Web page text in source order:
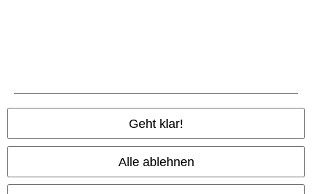
Geht klar!
Alle ablehnen
Cookie-Einstellungen
Vertrag widerrufen
Alle Preise inkl. gesetzlicher Mehrwertsteuer, zzgl.Versandkosten